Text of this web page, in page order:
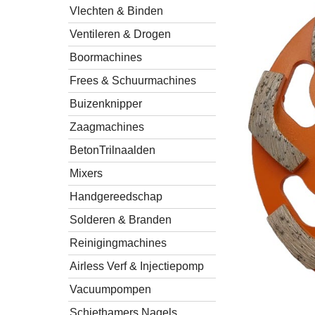
Vlechten & Binden
Ventileren & Drogen
Boormachines
Frees & Schuurmachines
Buizenknipper
Zaagmachines
BetonTrilnaalden
Mixers
Handgereedschap
Solderen & Branden
Reinigingmachines
Airless Verf & Injectiepomp
Vacuumpompen
Schiethamers Nagels